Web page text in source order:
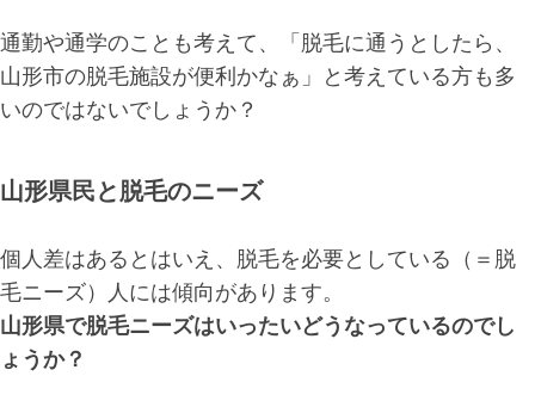
通勤や通学のことも考えて、「脱毛に通うとしたら、
山形市の脱毛施設が便利かなぁ」と考えている方も多
いのではないでしょうか？
山形県民と脱毛のニーズ
個人差はあるとはいえ、脱毛を必要としている（＝脱
毛ニーズ）人には傾向があります。
山形県で脱毛ニーズはいったいどうなっているのでし
ょうか？